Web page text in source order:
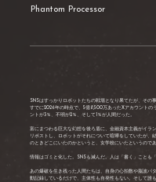
Phantom Processor
SNSはすっかりロボットたちの戦場となり果てたが、その
すでに2026年の時点で、5億8,500万あったXアカウントの
ントが3％、不明が2％、そして1％が人間だった。
富にまつわる巨大な幻想を後ろ盾に、金融資本主義がイラ
リポストし、ロボットがそれについて喧嘩をしていたが、
のときどこにいたのかというと、女学校にいたというのであ
情報はゴミと化した。SNSも滅んだ。人は「書く」ことも
あの爆破を生き残った人間たちは、自身の心拍数や脳波パ
動記録しているだけで、主体性も自発性もない。そして誰